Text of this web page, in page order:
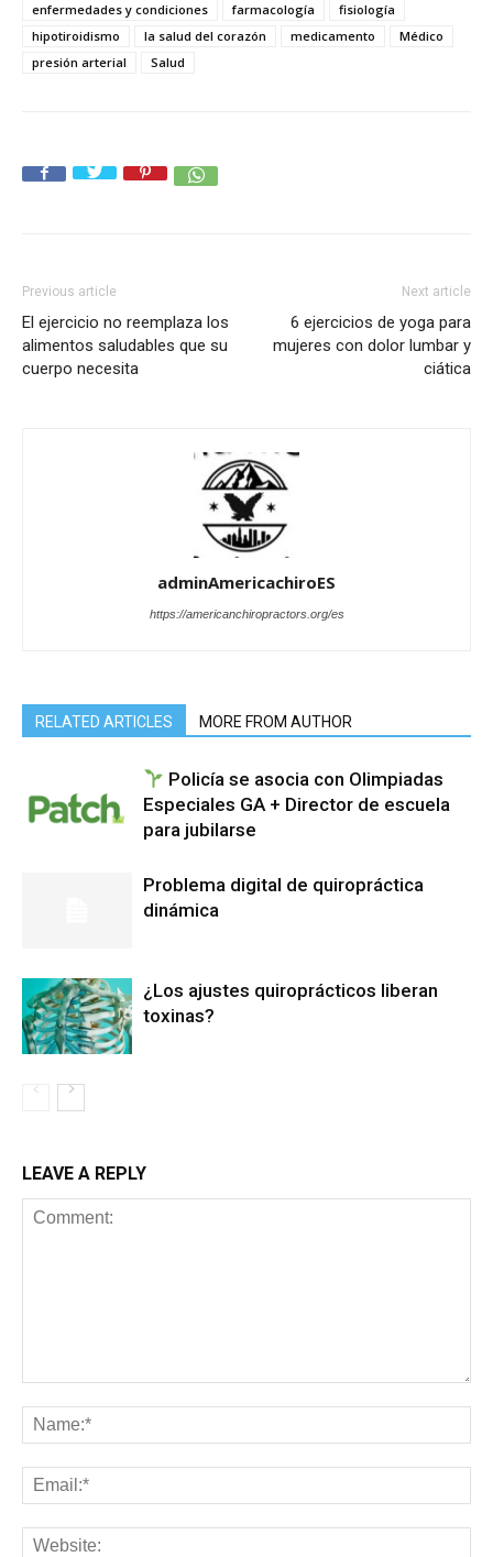
enfermedades y condiciones
farmacología
fisiología
hipotiroidismo
la salud del corazón medicamento
Médico
presión arterial
Salud
Previous article
El ejercicio no reemplaza los
alimentos saludables que su
cuerpo necesita
Next article
6 ejercicios de yoga para
mujeres con dolor lumbar y
ciática
adminAmericachiroES
https://americanchiropractors.org/es
RELATED ARTICLES MORE FROM AUTHOR
Policía se asocia con Olimpiadas
Especiales GA + Director de escuela
para jubilarse
Problema digital de quiropráctica
dinámica
¿Los ajustes quiroprácticos liberan
toxinas?
LEAVE A REPLY